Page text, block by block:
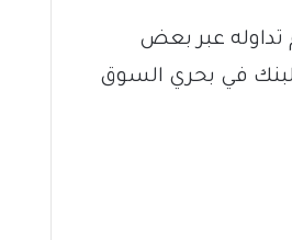
تداوله عبر بعض
في بحري السوق